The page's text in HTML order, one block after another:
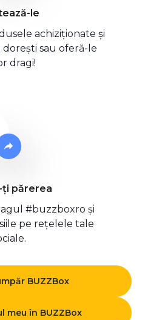
le
achiziționate și
sau oferă-le
dragi!
ți părerea
#buzzboxro și
pe rețelele tale
BUZZBox
meu în BUZZBox